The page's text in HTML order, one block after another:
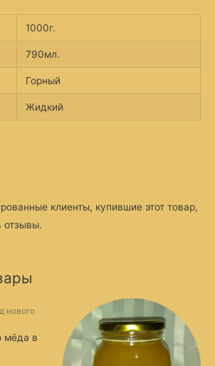
1000г.
790мл.
Горный
Жидкий
клиенты, купившие этот товар,
отзывы.
нового
мёда в